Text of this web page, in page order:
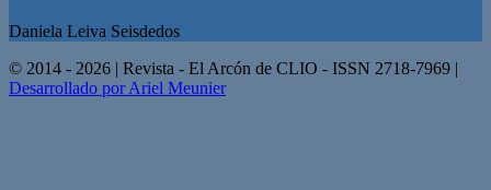
Daniela Leiva Seisdedos
© 2014 - 2026 | Revista - El Arcón de CLIO - ISSN 2718-7969 |
Desarrollado por Ariel Meunier